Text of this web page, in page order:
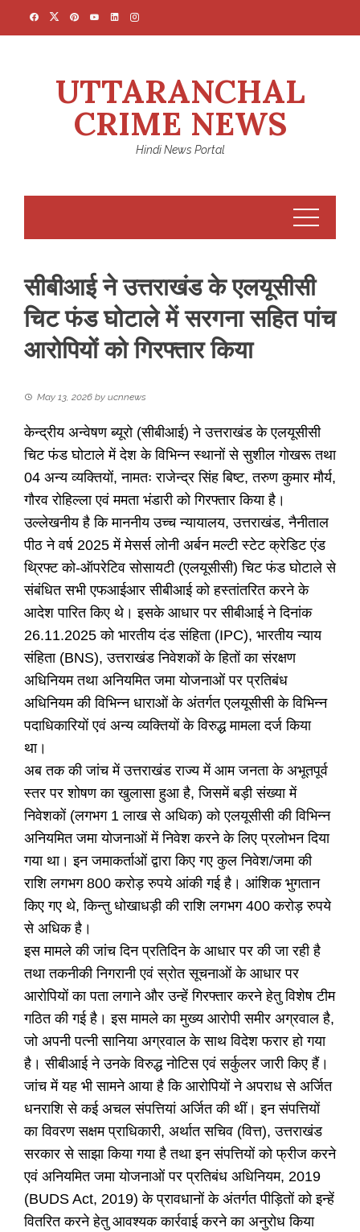
UTTARANCHAL
CRIME NEWS
Hindi News Portal
सीबीआई ने उत्तराखंड के एलयूसीसी
चिट फंड घोटाले में सरगना सहित पांच
आरोपियों को गिरफ्तार किया
May 13, 2026 by ucnnews
केन्द्रीय अन्वेषण ब्यूरो (सीबीआई) ने उत्तराखंड के एलयूसीसी
चिट फंड घोटाले में देश के विभिन्न स्थानों से सुशील गोखरू तथा
04 अन्य व्यक्तियों, नामतः राजेन्द्र सिंह बिष्ट, तरुण कुमार मौर्य,
गौरव रोहिल्ला एवं ममता भंडारी को गिरफ्तार किया है।
उल्लेखनीय है कि माननीय उच्च न्यायालय, उत्तराखंड, नैनीताल
पीठ ने वर्ष 2025 में मेसर्स लोनी अर्बन मल्टी स्टेट क्रेडिट एंड
थ्रिफ्ट को-ऑपरेटिव सोसायटी (एलयूसीसी) चिट फंड घोटाले से
संबंधित सभी एफआईआर सीबीआई को हस्तांतरित करने के
आदेश पारित किए थे। इसके आधार पर सीबीआई ने दिनांक
26.11.2025 को भारतीय दंड संहिता (IPC), भारतीय न्याय
संहिता (BNS), उत्तराखंड निवेशकों के हितों का संरक्षण
अधिनियम तथा अनियमित जमा योजनाओं पर प्रतिबंध
अधिनियम की विभिन्न धाराओं के अंतर्गत एलयूसीसी के विभिन्न
पदाधिकारियों एवं अन्य व्यक्तियों के विरुद्ध मामला दर्ज किया
था।
अब तक की जांच में उत्तराखंड राज्य में आम जनता के अभूतपूर्व
स्तर पर शोषण का खुलासा हुआ है, जिसमें बड़ी संख्या में
निवेशकों (लगभग 1 लाख से अधिक) को एलयूसीसी की विभिन्न
अनियमित जमा योजनाओं में निवेश करने के लिए प्रलोभन दिया
गया था। इन जमाकर्ताओं द्वारा किए गए कुल निवेश/जमा की
राशि लगभग 800 करोड़ रुपये आंकी गई है। आंशिक भुगतान
किए गए थे, किन्तु धोखाधड़ी की राशि लगभग 400 करोड़ रुपये
से अधिक है।
इस मामले की जांच दिन प्रतिदिन के आधार पर की जा रही है
तथा तकनीकी निगरानी एवं स्रोत सूचनाओं के आधार पर
आरोपियों का पता लगाने और उन्हें गिरफ्तार करने हेतु विशेष टीम
गठित की गई है। इस मामले का मुख्य आरोपी समीर अग्रवाल है,
जो अपनी पत्नी सानिया अग्रवाल के साथ विदेश फरार हो गया
है। सीबीआई ने उनके विरुद्ध नोटिस एवं सर्कुलर जारी किए हैं।
जांच में यह भी सामने आया है कि आरोपियों ने अपराध से अर्जित
धनराशि से कई अचल संपत्तियां अर्जित की थीं। इन संपत्तियों
का विवरण सक्षम प्राधिकारी, अर्थात सचिव (वित्त), उत्तराखंड
सरकार से साझा किया गया है तथा इन संपत्तियों को फ्रीज करने
एवं अनियमित जमा योजनाओं पर प्रतिबंध अधिनियम, 2019
(BUDS Act, 2019) के प्रावधानों के अंतर्गत पीड़ितों को इन्हें
वितरित करने हेतु आवश्यक कार्रवाई करने का अनुरोध किया